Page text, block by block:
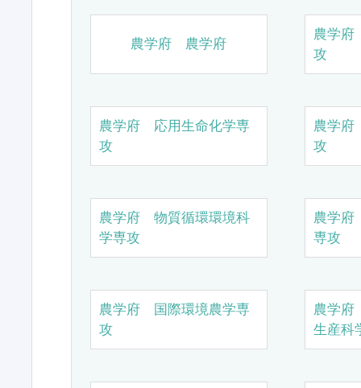
農学府 農学府
農学
攻
農学府 応用生命化学専
攻
農学
攻
農学府 物質循環環境科
学専攻
農学
専攻
農学府 国際環境農学専
攻
農学
生産科